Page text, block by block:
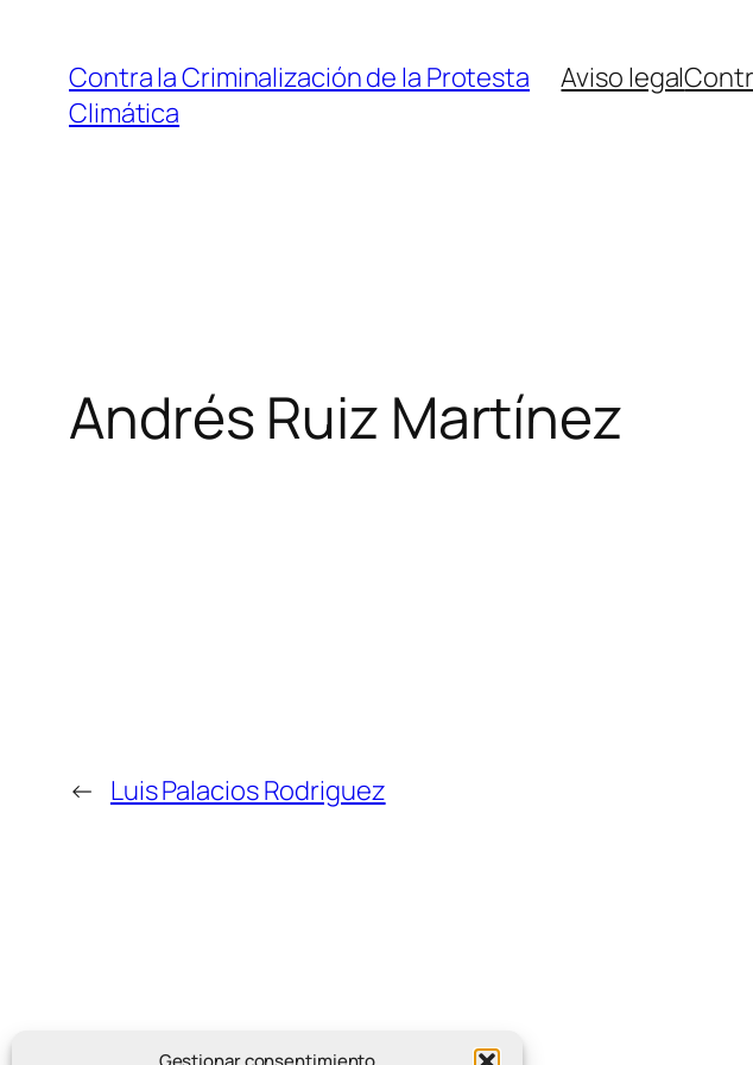
contenido
Contra la Criminalización de la Protesta
Climática
Aviso legal
Andrés Ruiz Martínez
← Luis Palacios Rodriguez